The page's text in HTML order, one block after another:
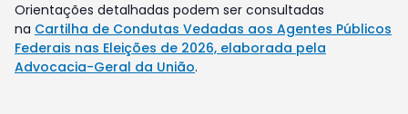
Orientações detalhadas podem ser consultadas
na Cartilha de Condutas Vedadas aos Agentes Públicos
Federais nas Eleições de 2026, elaborada pela
Advocacia-Geral da União.